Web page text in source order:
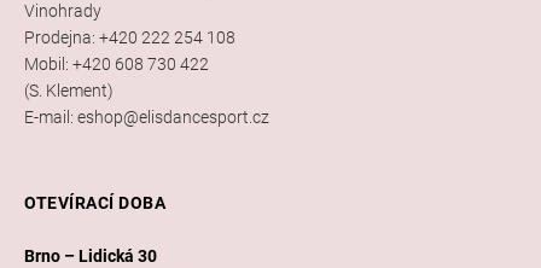
Vinohrady
Prodejna: +420 222 254 108
Mobil: +420 608 730 422
(S. Klement)
E-mail: eshop@elisdancesport.cz
OTEVÍRACÍ DOBA
Brno – Lidická 30